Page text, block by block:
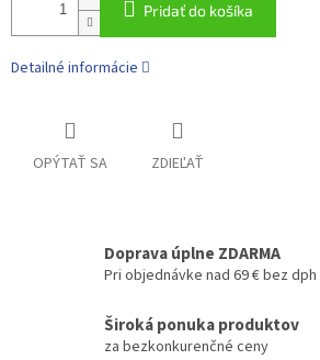
Pridať do košíka
Detailné informácie
OPÝTAŤ SA ZDIEĽAŤ
Doprava úplne ZDARMA
Pri objednávke nad 69 € bez dph
Široká ponuka produktov
za bezkonkurenčné ceny